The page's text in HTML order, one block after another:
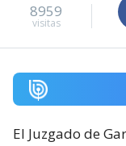
8959
visitas
El Juzgado de